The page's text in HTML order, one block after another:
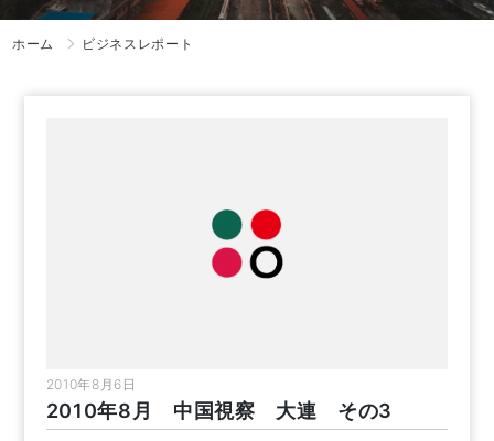
ホーム ビジネスレポート
2010年8月6日
2010年8月 中国視察 大連 その3